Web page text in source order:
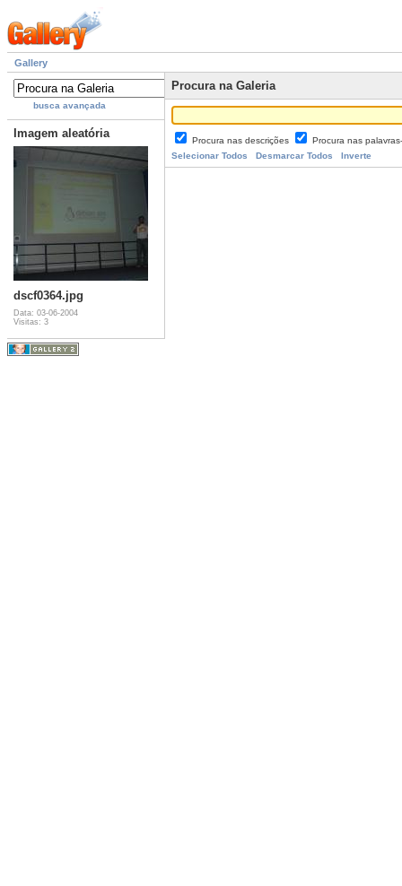
Gallery
busca avançada
Imagem aleatória
dscf0364.jpg
Data: 03-06-2004
Visitas: 3
Procura na Galeria
Procura nas descrições
Procura nas
Selecionar Todos
Desmarcar Todos Inverte